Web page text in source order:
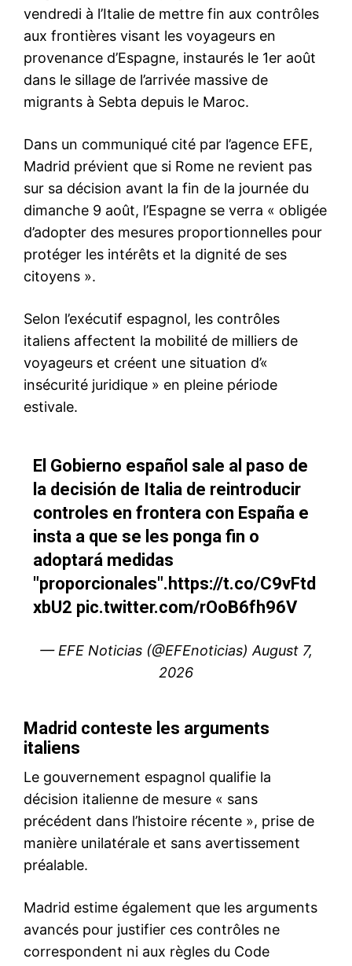
le1.ma
l'intelligence de